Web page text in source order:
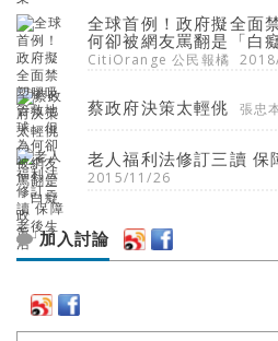
全球首例！政府擬全面
何卻被網友罵翻是「白
CitiOrange 公民報橘
蔡政府決策太輕佻 張忠
老人福利法修訂三讀 保
2015/11/26
加入討論